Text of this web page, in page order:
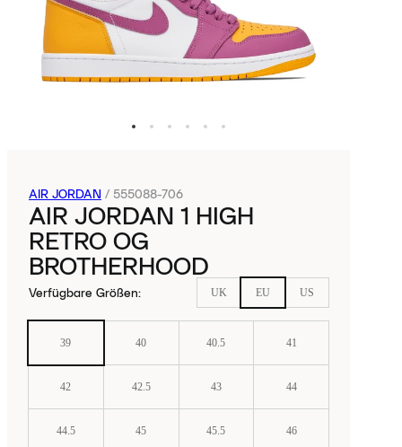
AIR JORDAN / 555088-706
AIR JORDAN 1 HIGH
RETRO OG
BROTHERHOOD
Verfügbare Größen: UK EU US
39 40 40.5 41
42 42.5 43 44
44.5 45 45.5 46